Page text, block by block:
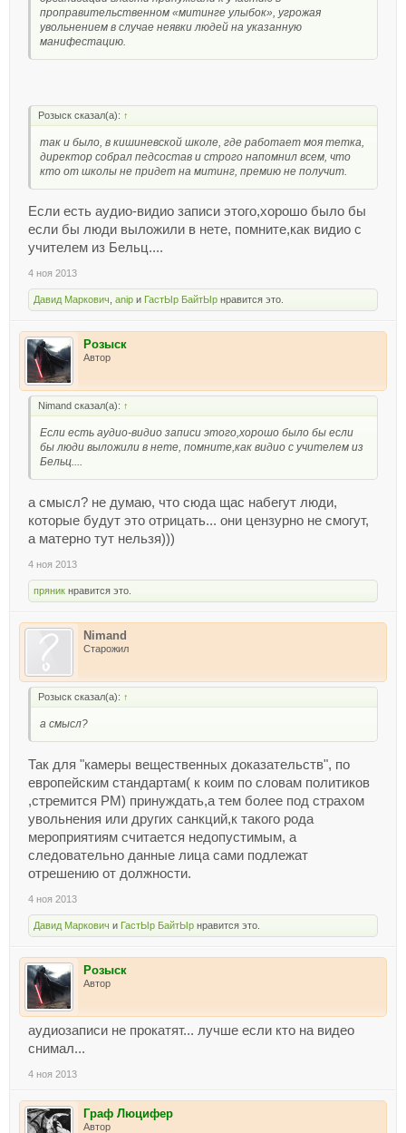
проправительственном «митинге улыбок», угрожая
увольнением в случае неявки людей на указанную
манифестацию.
Розыск сказал(а): ↑
так и было, в кишиневской школе, где работает моя тетка,
директор собрал педсостав и строго напомнил всем, что
кто от школы не придет на митинг, премию не получит.
Если есть аудио-видио записи этого,хорошо было бы
если бы люди выложили в нете, помните,как видио с
учителем из Бельц....
4 ноя 2013
Давид Маркович anip и ГастЫр БайтЫр нравится это.
Розыск
Автор
Nimand сказал(а): ↑
Если есть аудио-видио записи этого,хорошо было бы если
бы люди выложили в нете, помните,как видио с учителем из
Бельц....
а смысл? не думаю, что сюда щас набегут люди,
которые будут это отрицать... они цензурно не смогут,
а матерно тут нельзя)))
4 ноя 2013
пряник нравится это.
Nimand
Старожил
Розыск сказал(а): ↑
а смысл?
Так для "камеры вещественных доказательств", по
европейским стандартам( к коим по словам политиков
,стремится РМ) принуждать,а тем более под страхом
увольнения или других санкций,к такого рода
мероприятиям считается недопустимым, а
следовательно данные лица сами подлежат
отрешению от должности.
4 ноя 2013
Давид Маркович и ГастЫр БайтЫр нравится это.
Розыск
Автор
аудиозаписи не прокатят... лучше если кто на видео
снимал...
4 ноя 2013
Граф Люцифер
Автор